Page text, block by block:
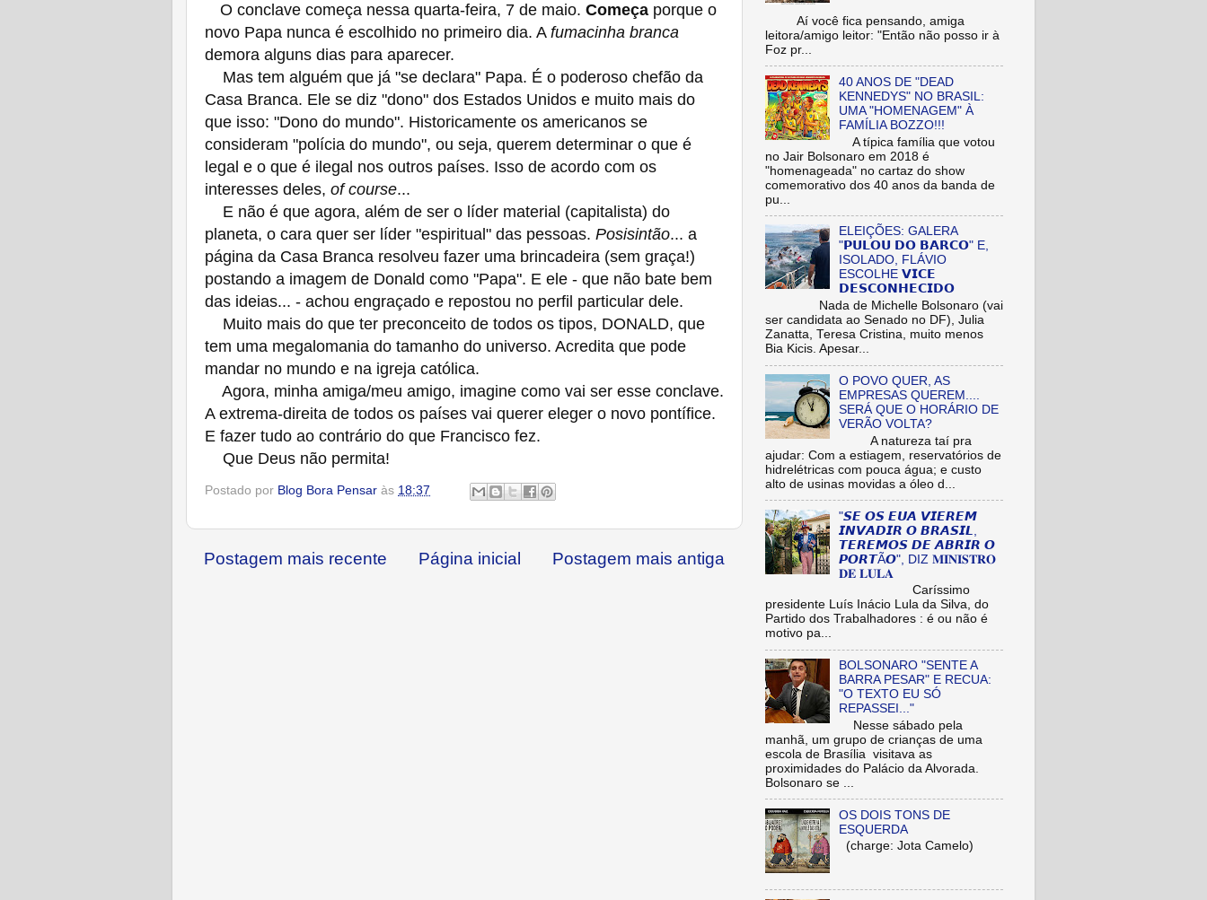
O conclave começa nessa quarta-feira, 7 de maio. Começa porque o
novo Papa nunca é escolhido no primeiro dia. A fumacinha branca
demora alguns dias para aparecer.
Mas tem alguém que já "se declara" Papa. É o poderoso chefão da
Casa Branca. Ele se diz "dono" dos Estados Unidos e muito mais do
que isso: "Dono do mundo". Historicamente os americanos se
consideram "polícia do mundo", ou seja, querem determinar o que é
legal e o que é ilegal nos outros países. Isso de acordo com os
interesses deles, of course...
E não é que agora, além de ser o líder material (capitalista) do
planeta, o cara quer ser líder "espiritual" das pessoas. Posisintão... a
página da Casa Branca resolveu fazer uma brincadeira (sem graça!)
postando a imagem de Donald como "Papa". E ele - que não bate bem
das ideias... - achou engraçado e repostou no perfil particular dele.
Muito mais do que ter preconceito de todos os tipos, DONALD, que
tem uma megalomania do tamanho do universo. Acredita que pode
mandar no mundo e na igreja católica.
Agora, minha amiga/meu amigo, imagine como vai ser esse conclave.
A extrema-direita de todos os países vai querer eleger o novo pontífice.
E fazer tudo ao contrário do que Francisco fez.
Que Deus não permita!
Postado por Blog Bora Pensar às 18:37
Postagem mais recente Postagem mais antiga
Página inicial
Aí você fica pensando, amiga
leitora/amigo leitor: "Então não posso ir à
Foz pr...
40 ANOS DE "DEAD
KENNEDYS" NO BRASIL:
UMA "HOMENAGEM" À
FAMÍLIA BOZZO!!!
A típica família que votou
no Jair Bolsonaro em 2018 é
"homenageada" no cartaz do show
comemorativo dos 40 anos da banda de
pu...
ELEIÇÕES: GALERA
"𝗣𝗨𝗟𝗢𝗨 𝗗𝗢 𝗕𝗔𝗥𝗖𝗢" E,
ISOLADO, FLÁVIO
ESCOLHE 𝗩𝗜𝗖𝗘
𝗗𝗘𝗦𝗖𝗢𝗡𝗛𝗘𝗖𝗜𝗗𝗢
Nada de Michelle Bolsonaro (vai
ser candidata ao Senado no DF), Julia
Zanatta, Teresa Cristina, muito menos
Bia Kicis. Apesar...
O POVO QUER, AS
EMPRESAS QUEREM....
SERÁ QUE O HORÁRIO DE
VERÃO VOLTA?
A natureza taí pra
ajudar: Com a estiagem, reservatórios de
hidrelétricas com pouca água; e custo
alto de usinas movidas a óleo d...
"𝙎𝙀 𝙊𝙎 𝙀𝙐𝘼 𝙑𝙄𝙀𝙍𝙀𝙈
𝙄𝙉𝙑𝘼𝘿𝙄𝙍 𝙊 𝘽𝙍𝘼𝙎𝙄𝙇,
𝙏𝙀𝙍𝙀𝙈𝙊𝙎 𝘿𝙀 𝘼𝘽𝙍𝙄𝙍 𝙊
𝙋𝙊𝙍𝙏Ã𝙊", DIZ 𝐌𝐈𝐍𝐈𝐒𝐓𝐑𝐎
𝐃𝐄 𝐋𝐔𝐋𝐀
Caríssimo
presidente Luís Inácio Lula da Silva, do
Partido dos Trabalhadores : é ou não é
motivo pa...
BOLSONARO "SENTE A
BARRA PESAR" E RECUA:
"O TEXTO EU SÓ
REPASSEI..."
Nesse sábado pela
manhã, um grupo de crianças de uma
escola de Brasília visitava as
proximidades do Palácio da Alvorada.
Bolsonaro se ...
OS DOIS TONS DE
ESQUERDA
(charge: Jota Camelo)